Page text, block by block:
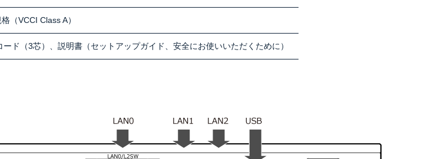
（VCCI Class A）
ード（3芯）、説明書（セットアップガイド、安全にお使いいただくために）